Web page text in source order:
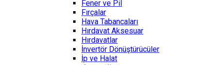
Fener ve Pil
Fırçalar
Hava Tabancaları
Hırdavat Aksesuar
Hırdavatlar
İnvertör Dönüştürücüler
İp ve Halat